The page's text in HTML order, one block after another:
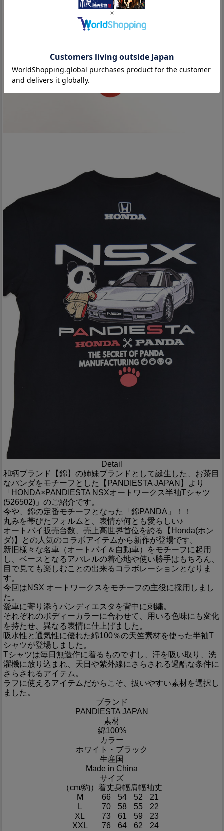
Detail
和柄ブランド【錦】の姉妹ブランドとして誕生した、お茶目
なパンダをモチーフとした【PANDIESTA JAPAN】より
「HONDA×PANDIESTA NSXオートワークス半袖Tシャツ
(526502)」のご紹介です。
今や、錦の定番モチーフとなった「錦PANDA」！！
丸みを帯びたフォルムと、表情が何とも愛らしい♪
オートバイ販売台数、売上高世界首位を誇る【Honda(ホン
ダ)】との人気のコラボアイテムから新作が登場です。
新旧様々な名車（オートバイ＆自動車）をモチーフに起用
し、ベースとなるアパレルの着心地や使い勝手はもちろん、
目で見ても楽しむことの出来るコラボレーションとなりま
す。
今回はNSX オートワークスをモチーフの主役に採用しまし
た。
愛車に寄り添うパンディエスタを背中に刺繍。
それぞれのボディーカラーに合わせて、用いる色味にも変化
を持たせ、異なる表情に仕上げました。
吸水性と通気性に優れた綿100％の天竺素材を使った半袖T
シャツが登場しました。
Tシャツは毎日無造作に着るものですし、汗を吸い取り、洗
濯機に放り込まれ、天日や紫外線にさらされる過酷な条件に
さらされるアイテム。
ラフに使えるアイテムだからこそ、扱いやすい素材を選択し
ました。
ブランド
PANDIESTA JAPAN
素材
綿100%
カラー
ホワイト・ブラック
生産国
Made in China
サイズ
（cm/約） 着丈身幅肩幅袖丈
M
66 54 52
21
L
70 58 55
22
XL
73 61 59
23
XXL
76 64 62 24